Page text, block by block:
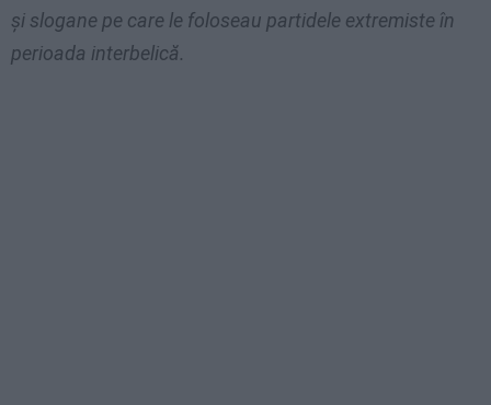
şi slogane pe care le foloseau partidele extremiste în
perioada interbelică.